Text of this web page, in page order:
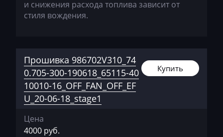
Challenger
Chery
Chevrolet
Citroen
и снижения расхода топлива зависит от
стиля вождения.
Прошивка 986702V310_74
0.705-300-190618_65115-40
10010-16_OFF_FAN_OFF_EF
U_20-06-18_stage1
Купить
Цена
4000 руб.